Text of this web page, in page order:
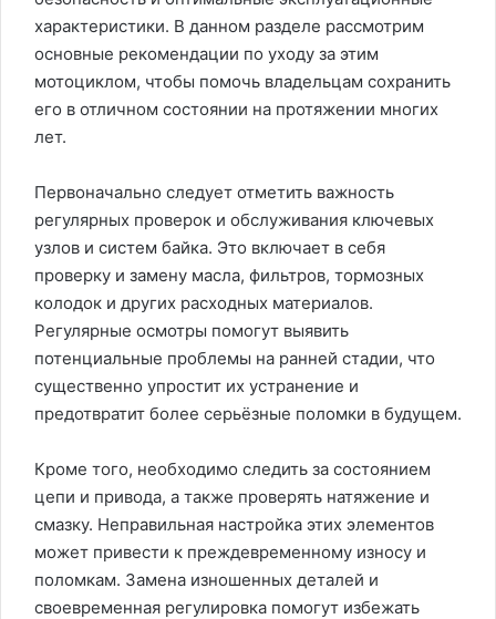
характеристики. В данном разделе рассмотрим
основные рекомендации по уходу за этим
мотоциклом, чтобы помочь владельцам сохранить
его в отличном состоянии на протяжении многих
лет.
Первоначально следует отметить важность
регулярных проверок и обслуживания ключевых
узлов и систем байка. Это включает в себя
проверку и замену масла, фильтров, тормозных
колодок и других расходных материалов.
Регулярные осмотры помогут выявить
потенциальные проблемы на ранней стадии, что
существенно упростит их устранение и
предотвратит более серьёзные поломки в будущем.
Кроме того, необходимо следить за состоянием
цепи и привода, а также проверять натяжение и
смазку. Неправильная настройка этих элементов
может привести к преждевременному износу и
поломкам. Замена изношенных деталей и
своевременная регулировка помогут избежать